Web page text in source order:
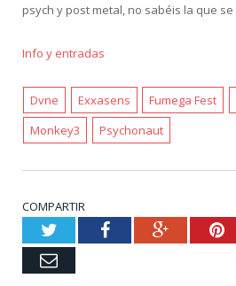
psych y post metal, no sabéis la que
Info y entradas
Dvne Exxasens Fumega Fest
Monkey3
Psychonaut
COMPARTIR
TwitterFacebookGoogle+
Email